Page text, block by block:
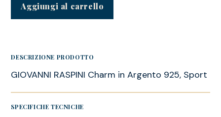
Aggiungi al carrello
DESCRIZIONE PRODOTTO
GIOVANNI RASPINI Charm in Argento 925, Sport
SPECIFICHE TECNICHE